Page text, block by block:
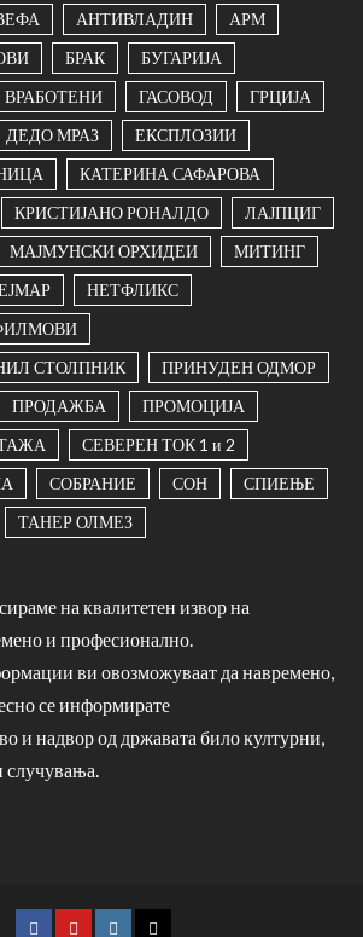
АНТИВЛАДИН
АРМ
БРАК
БУГАРИЈА
ВРАБОТЕНИ ГАСОВОД
ГРЦИЈА
ДЕДО МРАЗ
ЕКСПЛОЗИИ
КАТЕРИНА САФАРОВА
КРИСТИЈАНО РОНАЛДО
ЛАЈПЦИГ
МАЈМУНСКИ ОРХИДЕИ
МИТИНГ
НЕТФЛИКС
СТОЛПНИК
ПРИНУДЕН ОДМОР
ПРОДАЖБА
ПРОМОЦИЈА
СЕВЕРЕН ТОК 1 и 2
СОБРАНИЕ СОН
СПИЕЊЕ
ТАНЕР ОЛМЕЗ
на квалитетен извор на
и професионално.
ви овозможуваат да навремено,
се информирате
и надвор од државата било културни,
случувања.